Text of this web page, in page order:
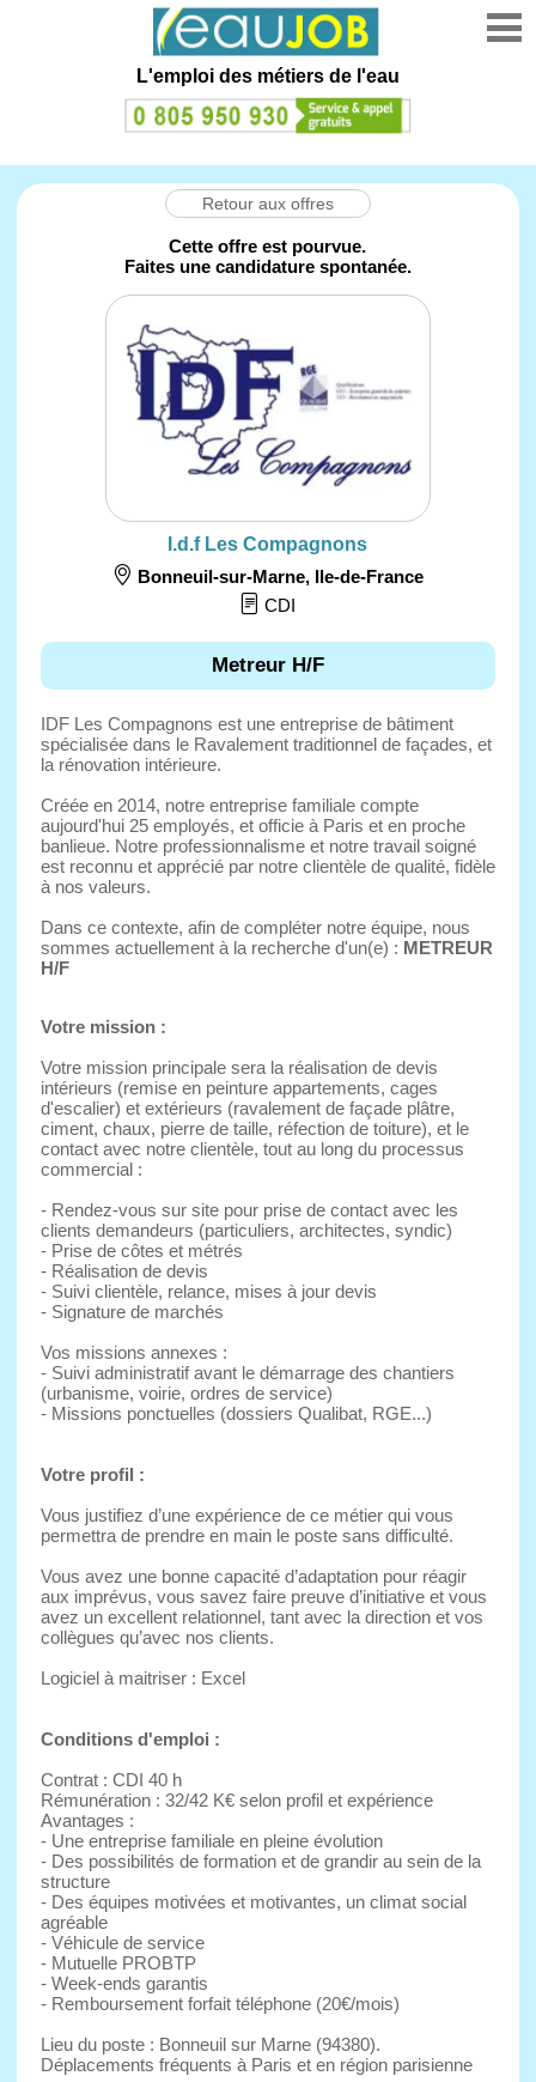
L'emploi des métiers de l'eau
Retour aux offres
Cette offre est pourvue.
Faites une candidature spontanée.
I.d.f Les Compagnons
Bonneuil-sur-Marne, Ile-de-France
CDI
Metreur H/F
IDF Les Compagnons est une entreprise de bâtiment
spécialisée dans le Ravalement traditionnel de façades, et
la rénovation intérieure.
Créée en 2014, notre entreprise familiale compte
aujourd'hui 25 employés, et officie à Paris et en proche
banlieue. Notre professionnalisme et notre travail soigné
est reconnu et apprécié par notre clientèle de qualité, fidèle
à nos valeurs.
Dans ce contexte, afin de compléter notre équipe, nous
sommes actuellement à la recherche d'un(e) : METREUR
H/F
Votre mission :
Votre mission principale sera la réalisation de devis
intérieurs (remise en peinture appartements, cages
d'escalier) et extérieurs (ravalement de façade plâtre,
ciment, chaux, pierre de taille, réfection de toiture), et le
contact avec notre clientèle, tout au long du processus
commercial :
- Rendez-vous sur site pour prise de contact avec les
clients demandeurs (particuliers, architectes, syndic)
- Prise de côtes et métrés
- Réalisation de devis
- Suivi clientèle, relance, mises à jour devis
- Signature de marchés
Vos missions annexes :
- Suivi administratif avant le démarrage des chantiers
(urbanisme, voirie, ordres de service)
- Missions ponctuelles (dossiers Qualibat, RGE...)
Votre profil :
Vous justifiez d’une expérience de ce métier qui vous
permettra de prendre en main le poste sans difficulté.
Vous avez une bonne capacité d’adaptation pour réagir
aux imprévus, vous savez faire preuve d’initiative et vous
avez un excellent relationnel, tant avec la direction et vos
collègues qu’avec nos clients.
Logiciel à maitriser : Excel
Conditions d'emploi :
Contrat : CDI 40 h
Rémunération : 32/42 K€ selon profil et expérience
Avantages :
- Une entreprise familiale en pleine évolution
- Des possibilités de formation et de grandir au sein de la
structure
- Des équipes motivées et motivantes, un climat social
agréable
- Véhicule de service
- Mutuelle PROBTP
- Week-ends garantis
- Remboursement forfait téléphone (20€/mois)
Lieu du poste : Bonneuil sur Marne (94380).
Déplacements fréquents à Paris et en région parisienne